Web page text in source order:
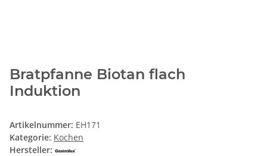
Bratpfanne Biotan flach
Induktion
Artikelnummer: EH171
Kategorie: Kochen
Hersteller: